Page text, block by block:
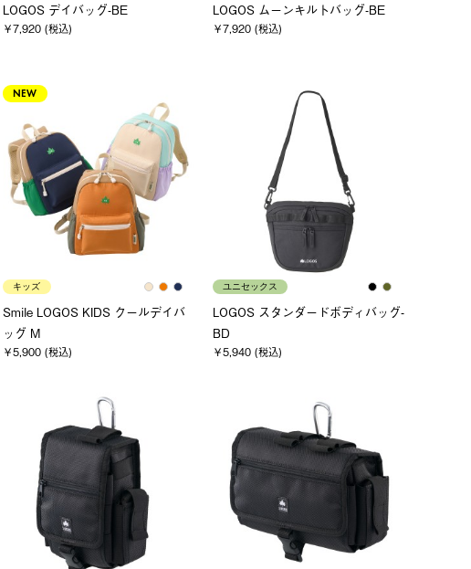
LOGOS デイバッグ-BE
￥7,920 (税込)
LOGOS ムーンキルトバッグ-BE
￥7,920 (税込)
NEW
キッズ
Smile LOGOS KIDS クールデイバ
ッグ M
￥5,900 (税込)
ユニセックス
LOGOS スタンダードボディバッグ-
BD
￥5,940 (税込)